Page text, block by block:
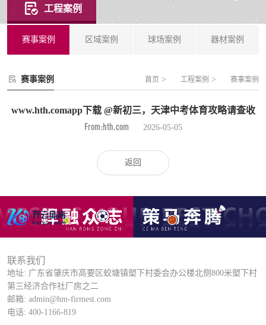
工程案例
赛事案例 区域案例 球场案例 器材案例
赛事案例 首页 > 工程案例 > 赛事案例
www.hth.comapp下载 @新初三，天津中考体育攻略请查收
From:hth.com 2026-05-05
返回
联系我们
地址: 广东省肇庆市高要区蛟塘镇塱下村委会办公楼北侧800米塱下村
第三经济合作社厂房之二
邮箱: admin@hm-firmest.com
电话: 400-1166-819